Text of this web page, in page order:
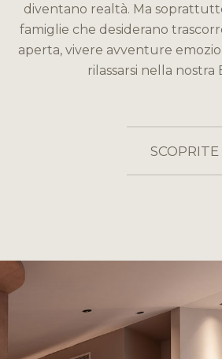
diventano realtà. Ma
famiglie che desiderano
aperta, vivere avventure
rilassarsi nella nostra